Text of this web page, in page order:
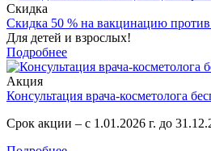
Скидка
Скидка 50 % на вакцинацию
Для детей и взрослых!
Подробнее
Акция
Консультация врача-косметолога
Срок акции – с 1.01.2026 г. до